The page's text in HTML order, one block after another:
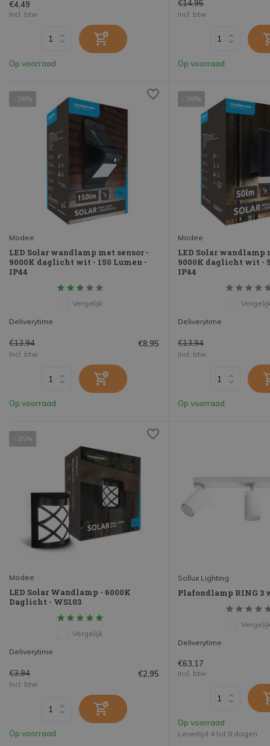
€4,49
Incl. btw
Op voorraad
€14,95
Incl. btw
Op voorraad
- 36%
Modee
LED Solar wandlamp met sensor -
9000K daglicht wit - 150 Lumen -
IP44
Vergelijk
Deliverytime
€13,94 €8,95
Incl. btw
Op voorraad
- 36%
Modee
LED Solar wandlamp
9000K daglicht wit -
IP44
Deliverytime
€13,94
Incl. btw
Op voorraad
- 25%
Modee
LED Solar Wandlamp - 6000K
Daglicht - WS103
Vergelijk
Deliverytime
€3,94 €2,95
Incl. btw
Op voorraad
Sollux Lighting
Plafondlamp RING 3
Deliverytime
€63,17
Incl. btw
Op voorraad
Levertijd 4 tot 8 dagen